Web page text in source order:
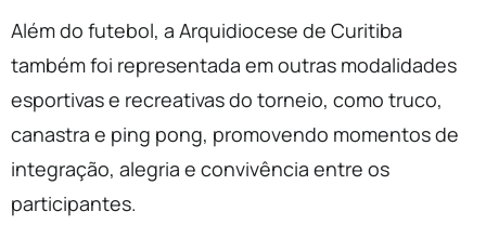
Além do futebol, a Arquidiocese de Curitiba
também foi representada em outras modalidades
esportivas e recreativas do torneio, como truco,
canastra e ping pong, promovendo momentos de
integração, alegria e convivência entre os
participantes.